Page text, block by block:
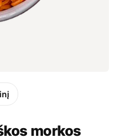
morkos